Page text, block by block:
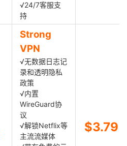
√24/7客服支
持
Strong
VPN
√无数据日志记
录和透明隐私
政策
√内置
WireGuard协
议
√解锁Netflix等
主流流媒体
$3.79